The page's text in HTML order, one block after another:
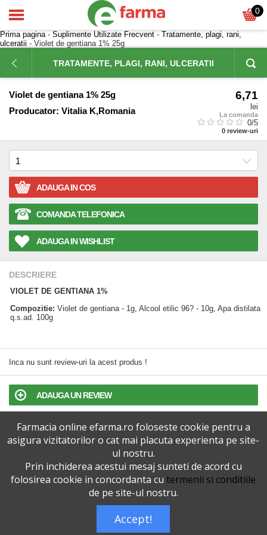
0
Prima pagina- Suplimente Utilizate Frecvent - Tratamente, plagi, rani,
ulceratii - Violet de gentiana 1% 25g
TRATAMENTE, PLAGI, RANI, ULCERATII
Violet de gentiana 1% 25g
Producator: Vitalia K,Romania
6,71
lei
La comanda
0/5
0 review-uri
ADAUGA IN COS
COMANDA TELEFONICA
ADAUGA IN WISHLIST
DESCRIERE
VIOLET DE GENTIANA 1%
Compozitie: Violet de gentiana - 1g, Alcool etilic 96? - 10g, Apa distilata
q.s.ad. 100g
Inca nu sunt review-uri la acest produs !
ADAUGA UN REVIEW
TERMENI SI CONDITII
POLITICA DE CONFIDENTIALITATE
VERSIUNEA DESKTOP
Farmacia online efarma.ro foloseste cookie pentru a
asigura vizitatorilor o cat mai placuta experienta pe site-
ul nostru.
Prin inchiderea acestui mesaj sunteti de acord cu
folosirea cookie in concordanta cu termenii si conditiile
de pe site-ul nostru.
Accept!